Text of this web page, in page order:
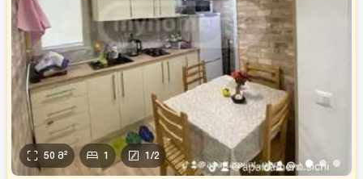
•• •
50 მ² 1 1 /2